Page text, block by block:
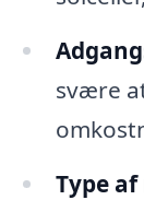
svære
Type